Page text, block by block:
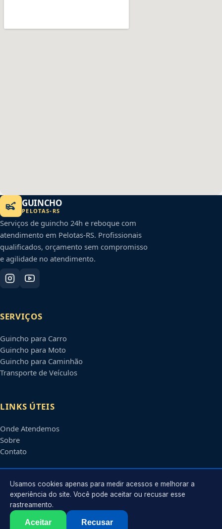
GUINCHO
PELOTAS- RS
Serviços de guincho 24h e reboque com
atendimento em Pelotas-RS. Profissionais
qualificados, orçamento sem compromisso
e agilidade no atendimento.
SERVIÇOS
Guincho para Carro
Guincho para Moto
Guincho para Caminhão
Transporte de Veículos
LINKS ÚTEIS
Onde Atendemos
Sobre
Contato
CONTATO
Atendimento em
contato@guinchospelotas.com.br
Usamos cookies apenas para medir acessos e melhorar a
experiência do site. Você pode aceitar ou recusar esse
rastreamento.
Aceitar Recusar